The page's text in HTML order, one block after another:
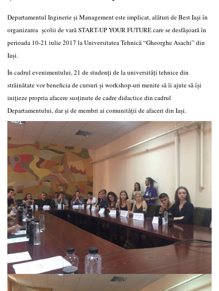
Departamentul Inginerie și Management este implicat, alături de Best Iași în
organizarea școlii de vară START-UP YOUR FUTURE care se desfășoară în
perioada 10-21 iulie 2017 la Universitatea Tehnică “Gheorghe Asachi” din
Iași.
În cadrul evenimentului, 21 de studenți de la universități tehnice din
străinătate vor beneficia de cursuri și workshop-uri menite să îi ajute să își
inițieze propria afacere susținute de cadre didactice din cadrul
Departamentului, dar și de membri ai comunității de afaceri din Iași.